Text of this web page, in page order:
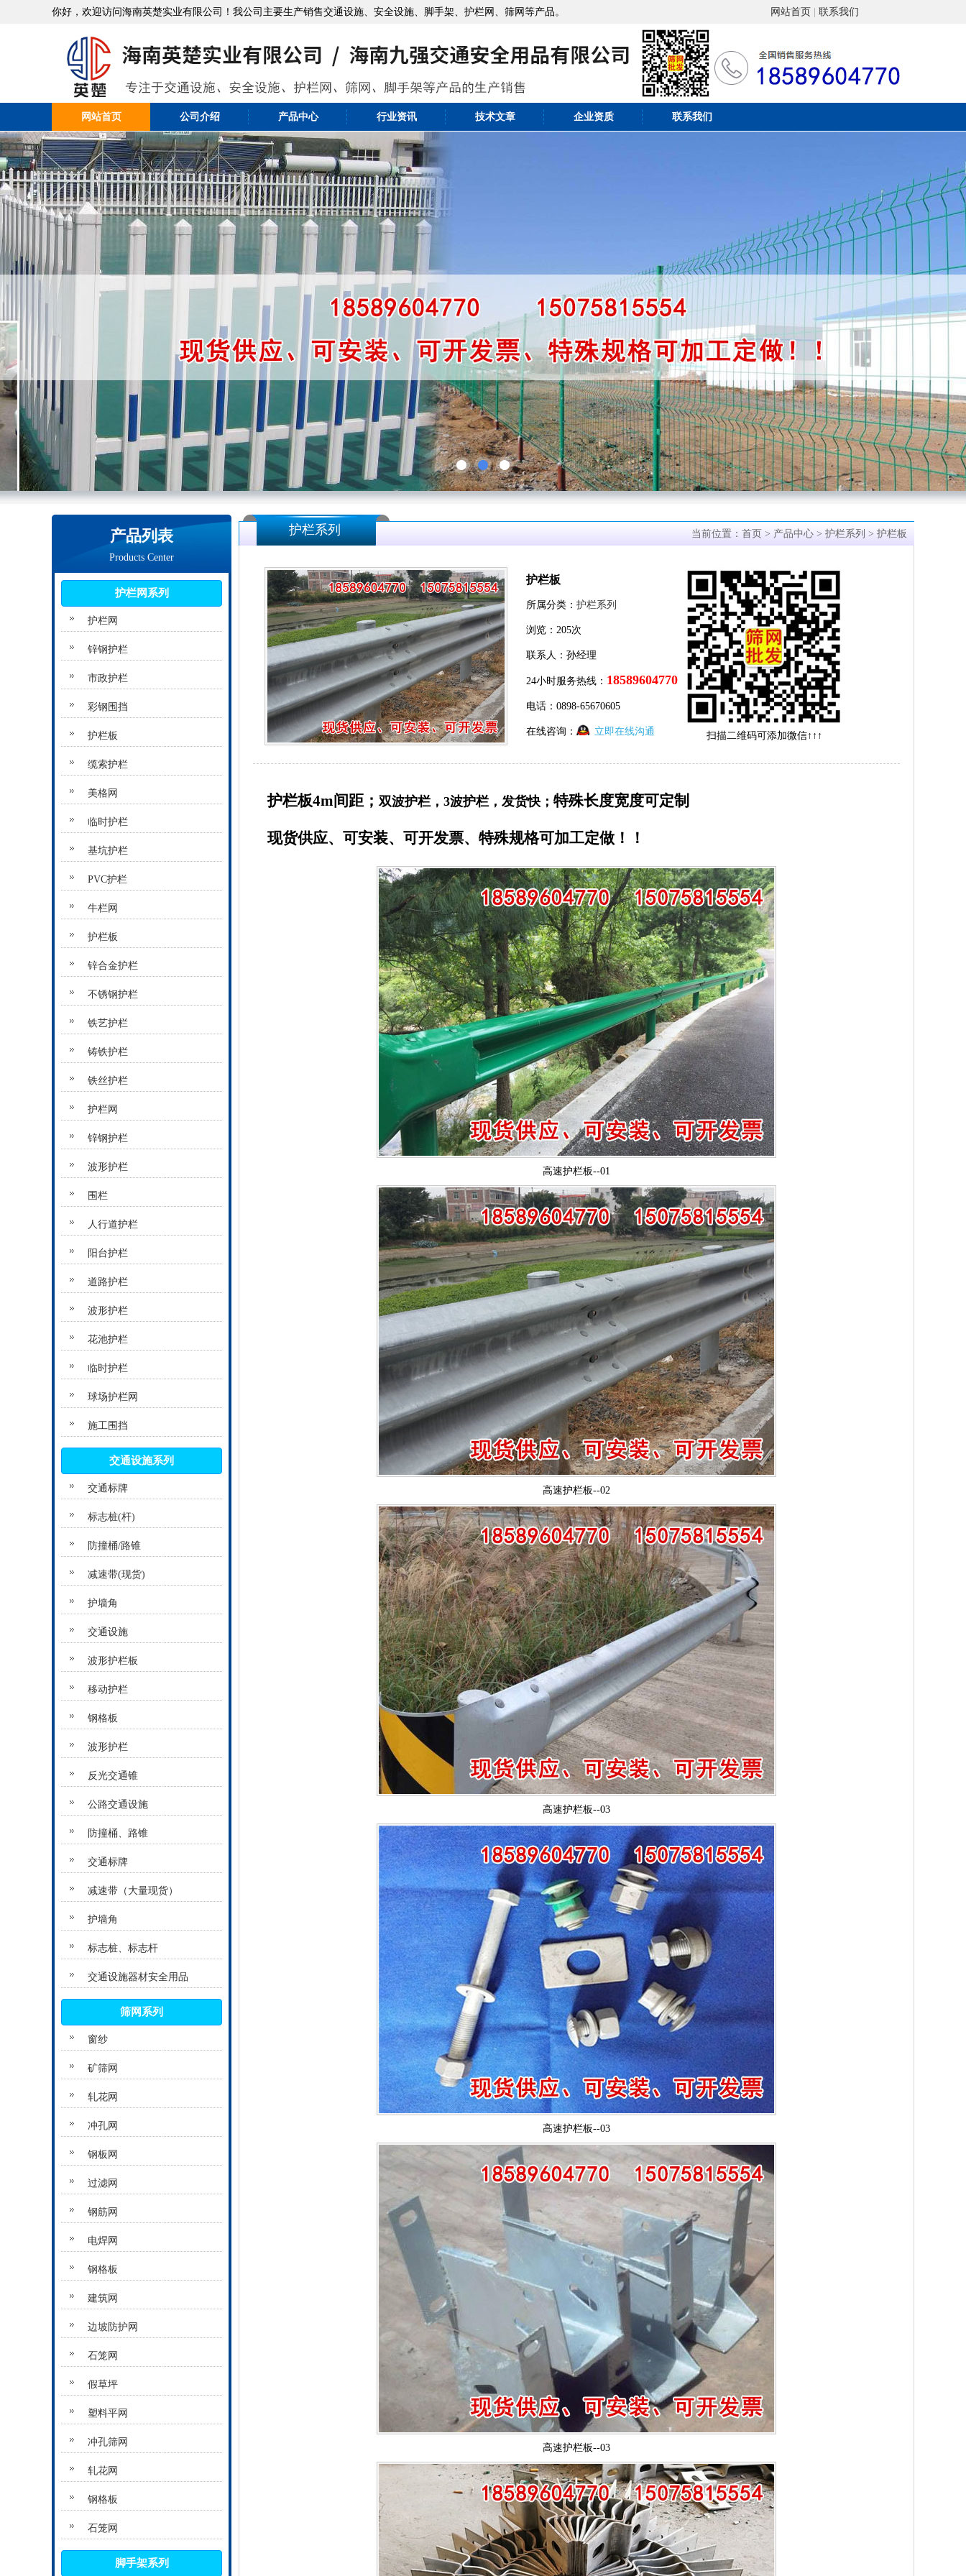
你好，欢迎访问海南英楚实业有限公司！我公司主要生产销售交通设施、安全设施、脚手架、护栏网、筛网等产品。 网站首页 联系我们
网站首页 公司介绍 产品中心 行业资讯 技术文章 企业资质 联系我们
产品列表
Products Center
护栏网系列
护栏网
锌钢护栏
市政护栏
彩钢围挡
护栏板
缆索护栏
美格网
临时护栏
基坑护栏
PVC护栏
牛栏网
护栏板
锌合金护栏
不锈钢护栏
铁艺护栏
铸铁护栏
铁丝护栏
护栏网
锌钢护栏
波形护栏
围栏
人行道护栏
阳台护栏
道路护栏
波形护栏
花池护栏
临时护栏
球场护栏网
施工围挡
交通设施系列
交通标牌
标志桩(杆)
防撞桶/路锥
减速带(现货)
护墙角
交通设施
波形护栏板
移动护栏
钢格板
波形护栏
反光交通锥
公路交通设施
防撞桶、路锥
交通标牌
减速带（大量现货）
护墙角
标志桩、标志杆
交通设施器材安全用品
筛网系列
窗纱
矿筛网
轧花网
冲孔网
钢板网
过滤网
钢筋网
电焊网
钢格板
建筑网
边坡防护网
石笼网
假草坪
塑料平网
冲孔筛网
轧花网
钢格板
石笼网
脚手架系列
护栏系列 当前位置： 首页 > 产品中心 > 护栏系列 > 护栏板
护栏板
所属分类： 护栏系列
浏览： 205次
联系人：孙经理
24小时服务热线： 18589604770
电话：0898-65670605
在线咨询： 立即在线沟通 扫描二维码可添加微信↑↑↑
护栏板4m间距； 双波护栏，3波护栏，发货快； 特殊长度宽度可定制
现货供应、可安装、可开发票、特殊规格可加工定做！！
高速护栏板--01
高速护栏板--02
高速护栏板--03
高速护栏板--03
高速护栏板--03